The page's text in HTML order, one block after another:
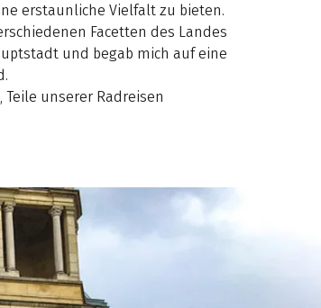
erstaunliche Vielfalt zu bieten.
Facetten des Landes
und begab mich auf eine
unserer Radreisen